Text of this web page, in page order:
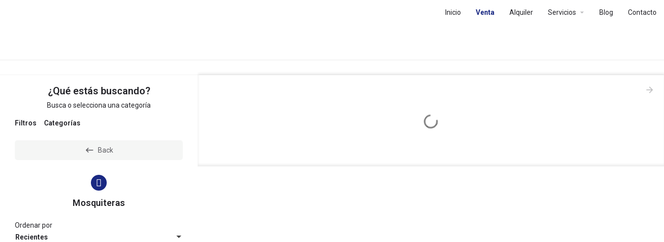
Inicio Venta Alquiler Servicios arrow_drop_down Blog Contacto
¿Qué estás buscando?
Busca o selecciona una categoría
Filtros Categorías
Back
Mosquiteras
Recientes
Ordenar por